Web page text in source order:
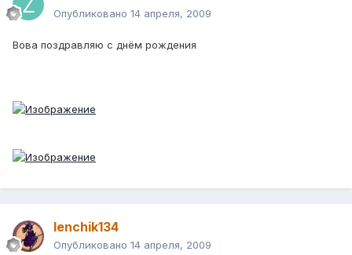
Опубликовано 14 апреля, 2009
Вова поздравляю с днём рождения
lenchik134
Опубликовано 14 апреля, 2009